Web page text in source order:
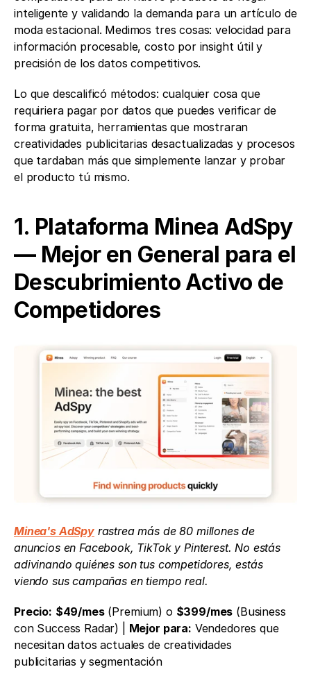
inteligente y validando la demanda para un artículo de
moda estacional. Medimos tres cosas: velocidad para
información procesable, costo por insight útil y
precisión de los datos competitivos.
Lo que descalificó métodos: cualquier cosa que
requiriera pagar por datos que puedes verificar de
forma gratuita, herramientas que mostraran
creatividades publicitarias desactualizadas y procesos
que tardaban más que simplemente lanzar y probar
el producto tú mismo.
1. Plataforma Minea AdSpy
— Mejor en General para el
Descubrimiento Activo de
Competidores
Minea's AdSpy rastrea más de 80 millones de
anuncios en Facebook, TikTok y Pinterest. No estás
adivinando quiénes son tus competidores, estás
viendo sus campañas en tiempo real.
Precio: $49/mes (Premium) o $399/mes (Business
con Success Radar) | Mejor para: Vendedores que
necesitan datos actuales de creatividades
publicitarias y segmentación